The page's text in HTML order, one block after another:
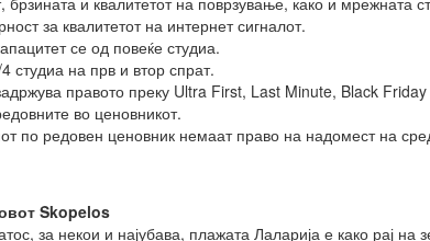
за квалитетот на интернет сигналот.
се од повеќе студиа.
студиа на прв и втор спрат.
правото преку Ultra First, Last Minute, Black
во ценовникот.
по редовен ценовник немаат право на надомест на
Skopelos
за некои и најубава, плажата Лаларија е како рај